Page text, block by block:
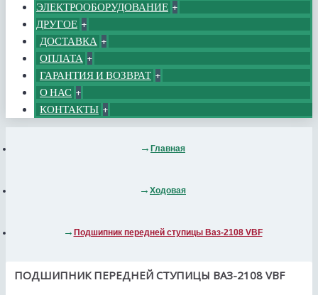
ЭЛЕКТРООБОРУДОВАНИЕ +
ДРУГОЕ +
ДОСТАВКА +
ОПЛАТА +
ГАРАНТИЯ И ВОЗВРАТ +
О НАС +
КОНТАКТЫ +
Главная
Ходовая
Подшипник передней ступицы Ваз-2108 VBF
ПОДШИПНИК ПЕРЕДНЕЙ СТУПИЦЫ ВАЗ-2108 VBF